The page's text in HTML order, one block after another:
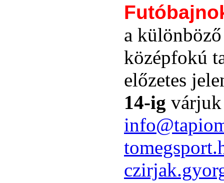
a
középfokú
előzetes
14-ig várjuk